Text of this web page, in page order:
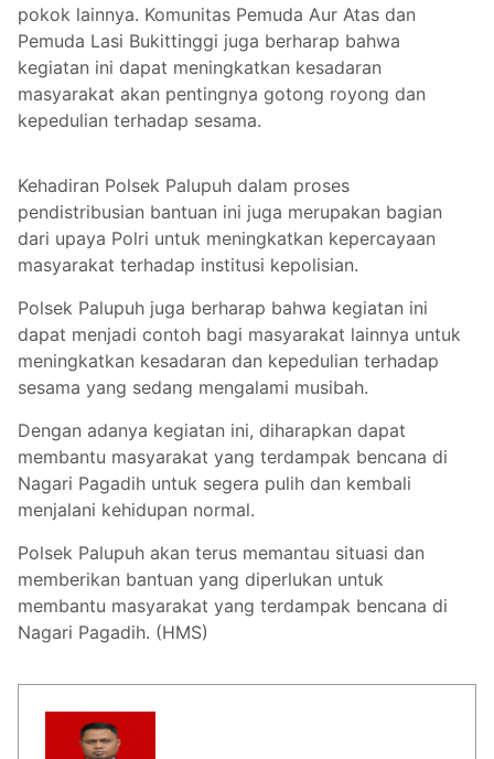
pokok lainnya. Komunitas Pemuda Aur Atas dan
Pemuda Lasi Bukittinggi juga berharap bahwa
kegiatan ini dapat meningkatkan kesadaran
masyarakat akan pentingnya gotong royong dan
kepedulian terhadap sesama.
Kehadiran Polsek Palupuh dalam proses
pendistribusian bantuan ini juga merupakan bagian
dari upaya Polri untuk meningkatkan kepercayaan
masyarakat terhadap institusi kepolisian.
Polsek Palupuh juga berharap bahwa kegiatan ini
dapat menjadi contoh bagi masyarakat lainnya untuk
meningkatkan kesadaran dan kepedulian terhadap
sesama yang sedang mengalami musibah.
Dengan adanya kegiatan ini, diharapkan dapat
membantu masyarakat yang terdampak bencana di
Nagari Pagadih untuk segera pulih dan kembali
menjalani kehidupan normal.
Polsek Palupuh akan terus memantau situasi dan
memberikan bantuan yang diperlukan untuk
membantu masyarakat yang terdampak bencana di
Nagari Pagadih. (HMS)